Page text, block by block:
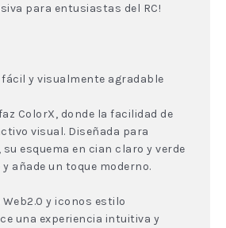
para entusiastas del RC!
fácil y visualmente agradable
ColorX, donde la facilidad de
visual. Diseñada para
su esquema en cian claro y verde
añade un toque moderno.
y iconos estilo
una experiencia intuitiva y